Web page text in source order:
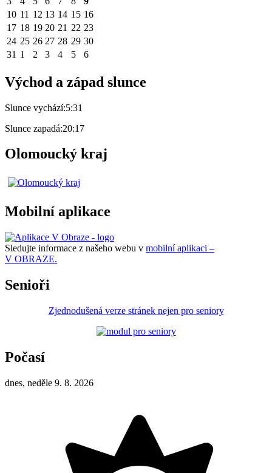
10 11 12 13 14 15 16
17 18 19 20 21 22 23
24 25 26 27 28 29 30
31 1 2 3 4 5 6
Východ a západ slunce
Slunce vychází:5:31
Slunce zapadá:20:17
Olomoucký kraj
Mobilní aplikace
Sledujte informace z našeho webu v mobilní aplikaci –
V OBRAZE.
Senioři
Zjednodušená verze stránek nejen pro seniory
Počasí
dnes, neděle 9. 8. 2026